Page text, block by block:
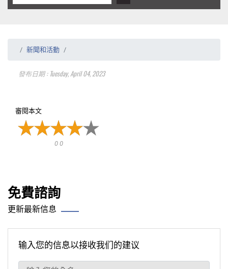
新聞和活動
發布日期 : Tuesday, April 04, 2023
審閱本文
0 0
免費諮詢
更新最新信息
输入您的信息以接收我们的建议